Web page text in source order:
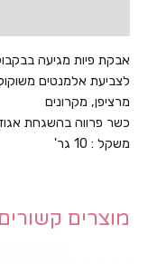
אבקת פיות מגיעה
לצביעת אלמנטים
מרציפן, מקרונים
כשר פרווה בהשגחת
משקל : 10 גר'
מוצרים